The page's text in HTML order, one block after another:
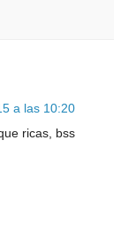
a las 10:20
ricas, bss